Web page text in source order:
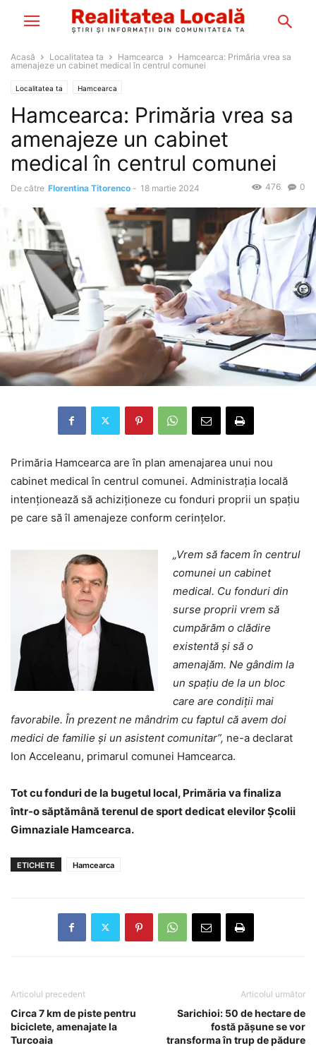
Acasă Localitatea ta Hamcearca
Hamcearca: Primăria vrea sa
amenajeze un cabinet medical în centrul comunei
Localitatea ta Hamcearca
Hamcearca: Primăria vrea sa
amenajeze un cabinet
medical în centrul comunei
De către Florentina Titorenco - 18 martie 2024 0
476
Primăria Hamcearca are în plan amenajarea unui nou
cabinet medical în centrul comunei. Administrația locală
intenționează să achiziționeze cu fonduri proprii un spațiu
pe care să îl amenajeze conform cerințelor.
„Vrem să facem în centrul
comunei un cabinet
medical. Cu fonduri din
surse proprii vrem să
cumpărăm o clădire
existentă și să o
amenajăm. Ne gândim la
un spațiu de la un bloc
care are condiții mai
favorabile. În prezent ne mândrim cu faptul că avem doi
medici de familie și un asistent comunitar”, ne-a declarat
Ion Acceleanu, primarul comunei Hamcearca.
Tot cu fonduri de la bugetul local, Primăria va finaliza
într-o săptămână terenul de sport dedicat elevilor Școlii
Gimnaziale Hamcearca.
ETICHETE Hamcearca
Articolul precedent
Circa 7 km de piste pentru
biciclete, amenajate la
Turcoaia
Articolul următor
Sarichioi: 50 de hectare de
fostă pășune se vor
transforma în trup de pădure